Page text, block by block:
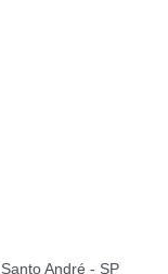
André - SP